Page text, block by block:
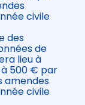
civile
des
de
lieu à
à 500 € par
amendes
civile